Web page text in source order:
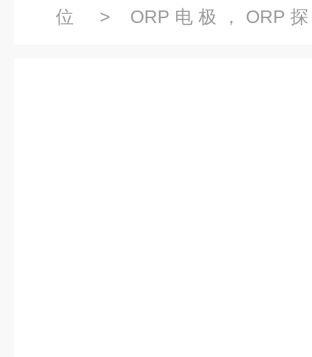
位
> ORP电极，ORP